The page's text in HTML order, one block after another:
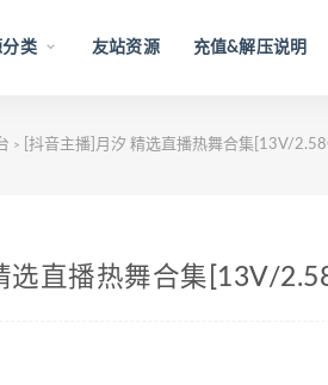
类 友站资源 充值&解压说明
> [抖音主播]月汐 精选直播热舞合集[13V/
选直播热舞合集[13V/